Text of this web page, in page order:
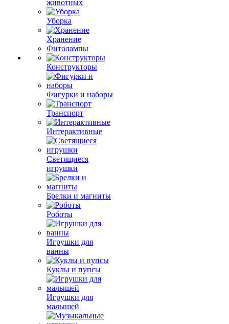
животных
Уборка
Хранение
Фитолампы
Конструкторы
Фигурки и наборы
Транспорт
Интерактивные
Светящиеся
игрушки
Брелки и магниты
Роботы
Игрушки для
ванны
Куклы и пупсы
Игрушки для
малышей